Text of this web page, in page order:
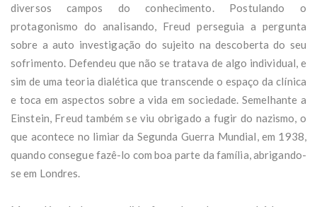
diversos campos do conhecimento. Postulando o
protagonismo do analisando, Freud perseguia a pergunta
sobre a auto investigação do sujeito na descoberta do seu
sofrimento. Defendeu que não se tratava de algo individual, e
sim de uma teoria dialética que transcende o espaço da clínica
e toca em aspectos sobre a vida em sociedade. Semelhante a
Einstein, Freud também se viu obrigado a fugir do nazismo, o
que acontece no limiar da Segunda Guerra Mundial, em 1938,
quando consegue fazê-lo com boa parte da família, abrigando-
se em Londres.